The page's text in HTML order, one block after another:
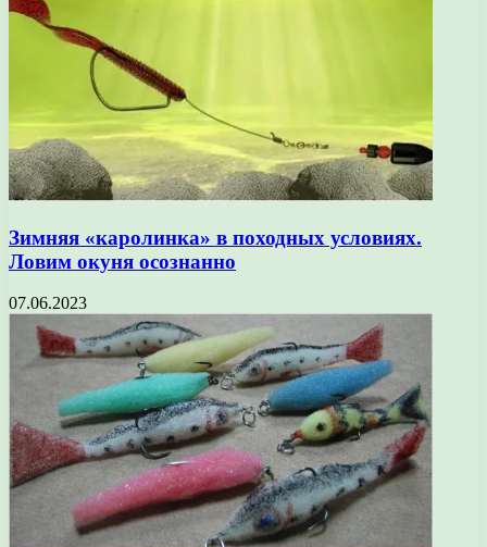
Зимняя «каролинка» в походных условиях.
Ловим окуня осознанно
07.06.2023